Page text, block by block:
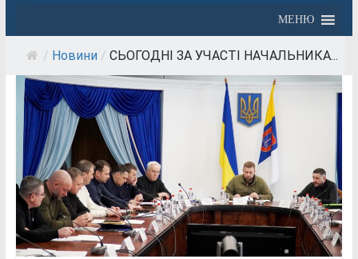
МЕНЮ
/ Новини / СЬОГОДНІ ЗА УЧАСТІ НАЧАЛЬНИКА...